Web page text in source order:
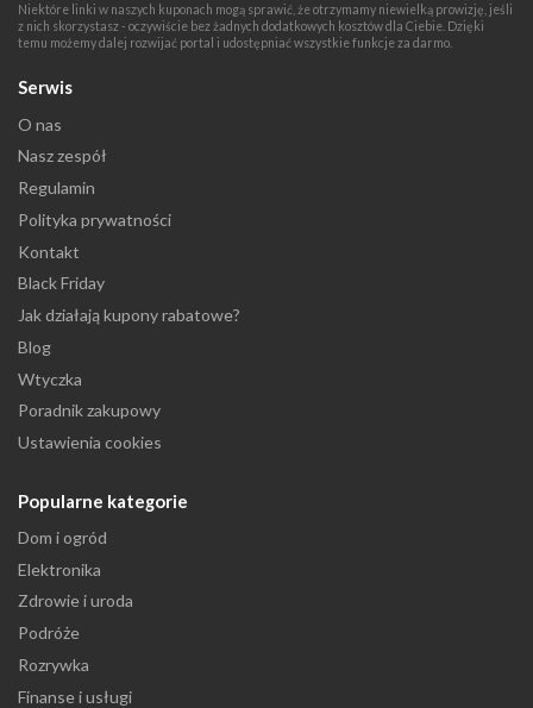
Niektóre linki w naszych kuponach mogą sprawić, że otrzymamy niewielką prowizję, jeśli
z nich skorzystasz - oczywiście bez żadnych dodatkowych kosztów dla Ciebie. Dzięki
temu możemy dalej rozwijać portal i udostępniać wszystkie funkcje za darmo.
Serwis
O nas
Nasz zespół
Regulamin
Polityka prywatności
Kontakt
Black Friday
Jak działają kupony rabatowe?
Blog
Wtyczka
Poradnik zakupowy
Ustawienia cookies
Popularne kategorie
Dom i ogród
Elektronika
Zdrowie i uroda
Podróże
Rozrywka
Finanse i usługi